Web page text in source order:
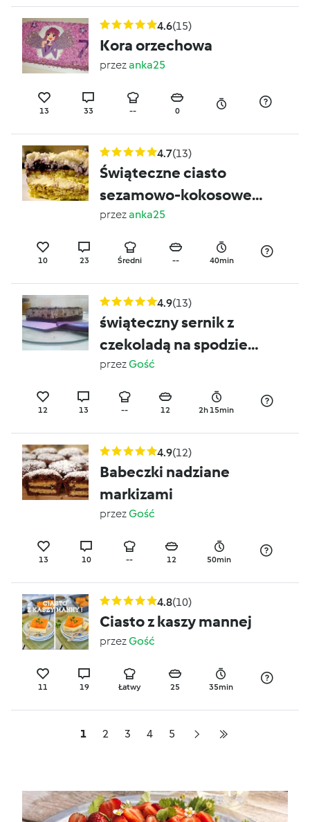
4.6(15)
Kora orzechowa
przezanka25
13 33 -- 0
4.7(13)
Świąteczne ciasto
sezamowo-kokosowe
;o)
przezanka25
10 23 Średni -- 40min
4.9(13)
świąteczny sernik z
czekoladą na spodzie
brownies
przezGość
12 13 -- 12 2h 15min
4.9(12)
Babeczki nadziane
markizami
przezGość
13 10 -- 12 50min
4.8(10)
Ciasto z kaszy mannej
przezGość
11 19 Łatwy 25 35min
1 2 3 4 5